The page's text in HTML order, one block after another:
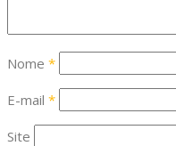
Nome *
E-mail *
Site